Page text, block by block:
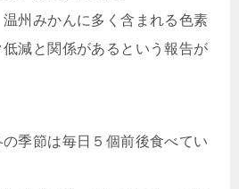
州みかんに多く含まれる色素
減と関係があるという報告が
季節は毎日５個前後食べてい